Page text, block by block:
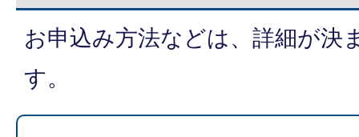
お申込み方法などは、詳細が決
す。